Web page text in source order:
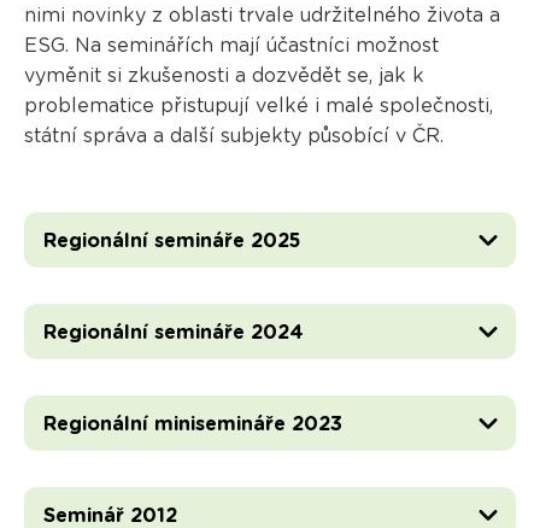
nimi novinky z oblasti trvale udržitelného života a
ESG. Na seminářích mají účastníci možnost
vyměnit si zkušenosti a dozvědět se, jak k
problematice přistupují velké i malé společnosti,
státní správa a další subjekty působící v ČR.
Regionální semináře 2025
Regionální semináře 2024
Regionální minisemináře 2023
Seminář 2012